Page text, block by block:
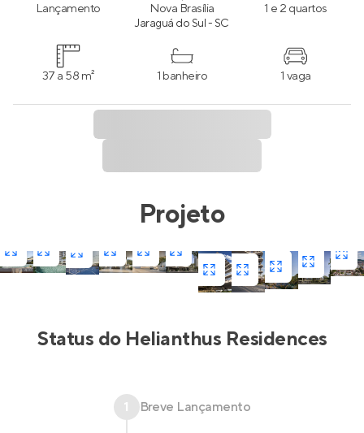
Lançamento Nova Brasília
Jaraguá do Sul - SC
1 e 2 quartos
37 a 58 m² 1 banheiro 1 vaga
Projeto
Status do Helianthus Residences
1 Breve Lançamento